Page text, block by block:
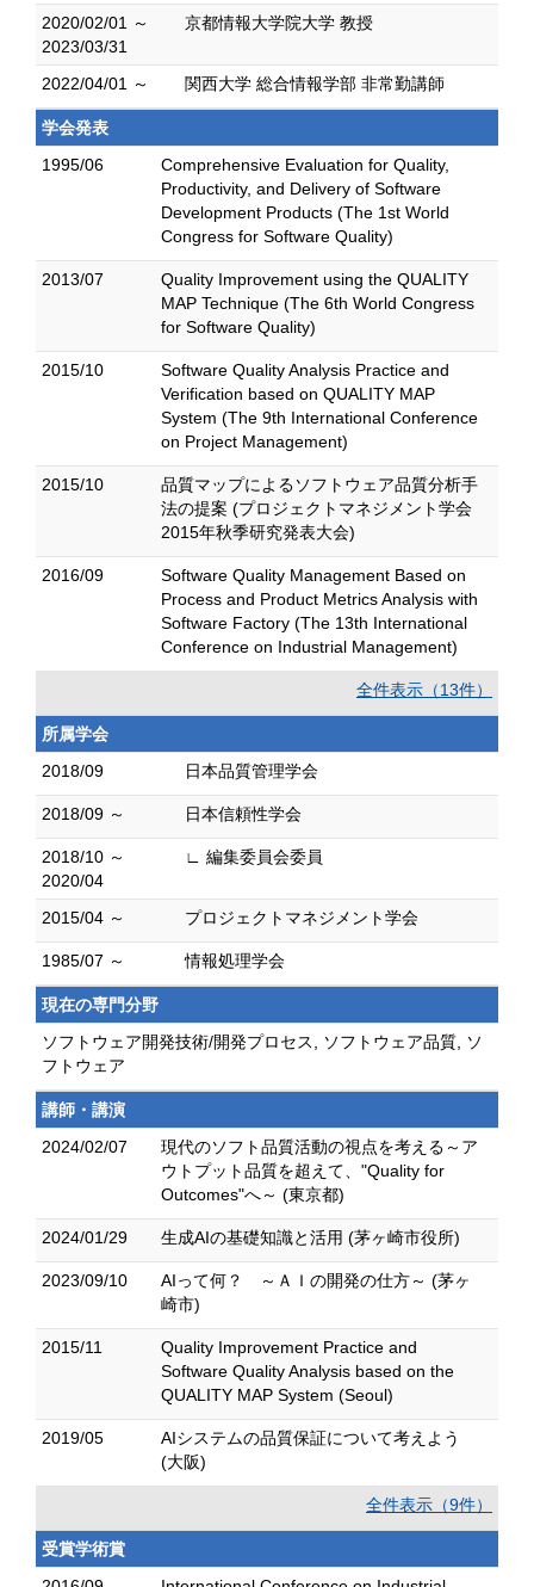
2020/02/01 ～
2023/03/31
京都情報大学院大学 教授
2022/04/01 ～ 関西大学 総合情報学部 非常勤講師
学会発表
1995/06
Comprehensive Evaluation for Quality,
Productivity, and Delivery of Software
Development Products (The 1st World
Congress for Software Quality)
2013/07
Quality Improvement using the QUALITY
MAP Technique (The 6th World Congress
for Software Quality)
2015/10
Software Quality Analysis Practice and
Verification based on QUALITY MAP
System (The 9th International Conference
on Project Management)
2015/10
品質マップによるソフトウェア品質分析手
法の提案 (プロジェクトマネジメント学会
2015年秋季研究発表大会)
2016/09
Software Quality Management Based on
Process and Product Metrics Analysis with
Software Factory (The 13th International
Conference on Industrial Management)
全件表示（13件）
所属学会
2018/09
日本品質管理学会
2018/09 ～ 日本信頼性学会
2018/10 ～
2020/04
∟ 編集委員会委員
2015/04 ～ プロジェクトマネジメント学会
1985/07 ～ 情報処理学会
現在の専門分野
ソフトウェア開発技術/開発プロセス, ソフトウェア品質, ソ
フトウェア
講師・講演
2024/02/07
現代のソフト品質活動の視点を考える～ア
ウトプット品質を超えて、"Quality for
Outcomes"へ～ (東京都)
2024/01/29 生成AIの基礎知識と活用 (茅ヶ崎市役所)
2023/09/10
AIって何？ ～ＡＩの開発の仕方～ (茅ヶ
崎市)
2015/11
Quality Improvement Practice and
Software Quality Analysis based on the
QUALITY MAP System (Seoul)
2019/05
AIシステムの品質保証について考えよう
(大阪)
全件表示（9件）
受賞学術賞